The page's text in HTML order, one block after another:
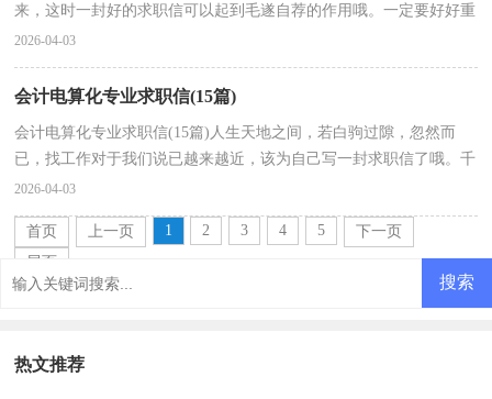
来，这时一封好的求职信可以起到毛遂自荐的作用哦。一定要好好重
视求职信喔！下面是小编收集整理的专业求职信模板，仅供...
2026-04-03
会计电算化专业求职信(15篇)
会计电算化专业求职信(15篇)人生天地之间，若白驹过隙，忽然而
已，找工作对于我们说已越来越近，该为自己写一封求职信了哦。千
万不能认为求职信随便应付就可以喔，以下是小编为大家整...
2026-04-03
首页 上一页 1 2 3 4 5
下一页
尾页
热文推荐